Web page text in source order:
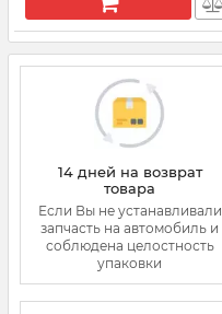
14 дней на возврат
товара
Если Вы не устанавливали
запчасть на автомобиль и
соблюдена целостность
упаковки